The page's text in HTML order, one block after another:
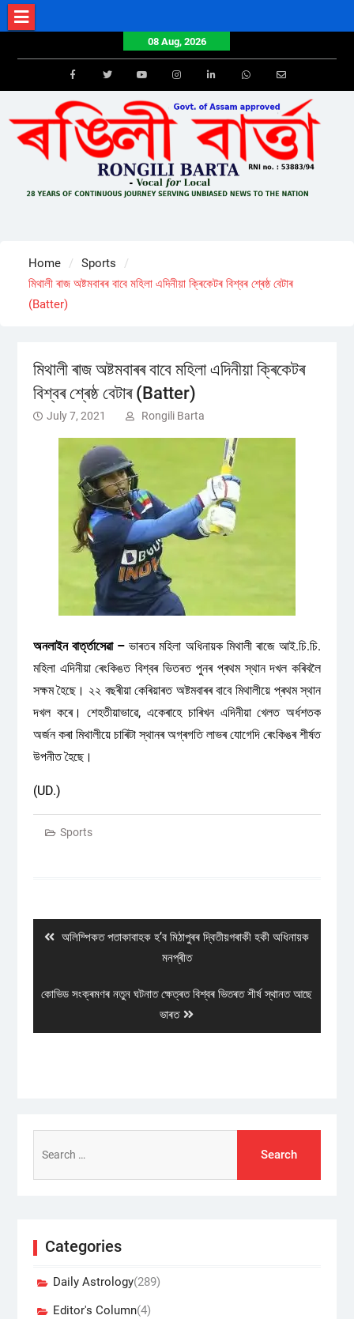
Skip
to
08 Aug, 2026
FacebookTwitterYoutube Email
Home
Sports
মিথালী ৰাজ অষ্টমবাৰৰ বাবে মহিলা এদিনীয়া ক্ৰিকেটৰ বিশ্বৰ শ্ৰেষ্ঠ বেটাৰ
(Batter)
মিথালী ৰাজ অষ্টমবাৰৰ বাবে মহিলা এদিনীয়া ক্ৰিকেটৰ
বিশ্বৰ শ্ৰেষ্ঠ বেটাৰ (Batter)
July 7, 2021 Rongili Barta
অনলাইন বাৰ্ত্তাসেৱা – ভাৰতৰ মহিলা অধিনায়ক মিথালী ৰাজে আই.চি.চি.
মহিলা এদিনীয়া ৰেংকিঙত বিশ্বৰ ভিতৰত পুনৰ প্ৰথম স্থান দখল কৰিবলৈ
সক্ষম হৈছে। ২২ বছৰীয়া কেৰিয়াৰত অষ্টমবাৰৰ বাবে মিথালীয়ে প্ৰথম স্থান
দখল কৰে। শেহতীয়াভাৱে, একেৰাহে চাৰিখন এদিনীয়া খেলত অৰ্ধশতক
অৰ্জন কৰা মিথালীয়ে চাৰিটা স্থানৰ অগ্ৰগতি লাভৰ যোগেদি ৰেংকিঙৰ শীৰ্ষত
উপনীত হৈছে।
(UD.)
Sports
Previous
অলিম্পিকত পতাকাবাহক হ’ব মিঠাপুৰৰ দ্বিতীয়গৰাকী হকী অধিনায়ক
মনপ্ৰীত
Next
কোভিড সংক্ৰমণৰ নতুন ঘটনাত ক্ষেত্ৰত বিশ্বৰ ভিতৰত শীৰ্ষ স্থানত আছে
ভাৰত
for:
Categories
Daily Astrology(289)
Editor's Column(4)